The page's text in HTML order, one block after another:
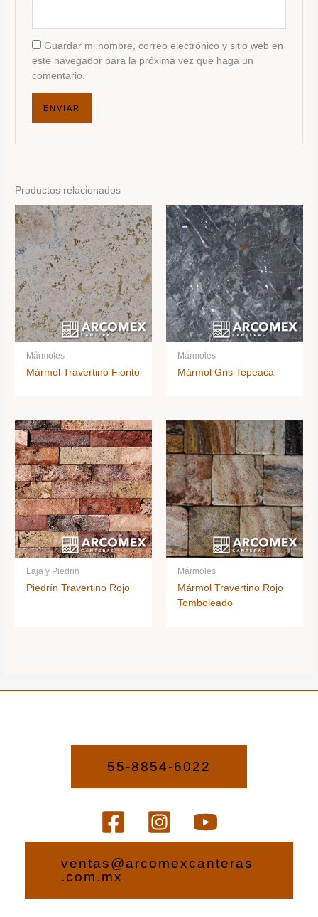
Guardar mi nombre, correo electrónico y sitio web en
este navegador para la próxima vez que haga un
comentario.
Productos relacionados
Mármoles
Mármol Travertino Fiorito
Mármoles
Mármol Gris Tepeaca
Laja y Piedrin
Piedrín Travertino Rojo
Mármoles
Mármol Travertino Rojo
Tomboleado
55-8854-6022
ventas@arcomexcanteras
.com.mx